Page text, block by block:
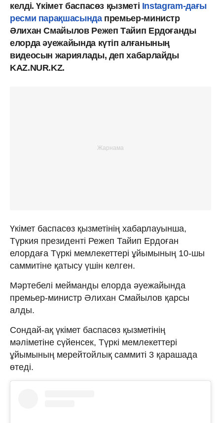
келді. Үкімет баспасөз қызметі Instagram-дағы
ресми парақшасындапремьер-министр
Әлихан Смайылов Режеп Тайип Ердоғанды
елорда әуежайында күтіп алғанының
видеосын жариялады, деп хабарлайды
KAZ.NUR.KZ.
Үкімет баспасөз қызметінің хабарлауынша,
Түркия президенті Режеп Тайип Ердоған
елордаға Түркі мемлекеттері ұйымының 10-шы
саммитіне қатысу үшін келген.
Мәртебелі мейманды елорда әуежайында
премьер-министр Әлихан Смайылов қарсы
алды.
Сондай-ақ үкімет баспасөз қызметінің
мәліметіне сүйенсек, Түркі мемлекеттері
ұйымының мерейтойлық саммиті 3 қарашада
өтеді.